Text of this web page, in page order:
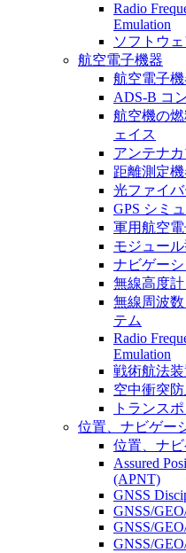
Radio
Emulation
ソフトウ
航空電子機器
航空電子機
ADS-B コ
航空機の
ェイス
アンテナ
距離測定機
光ファイ
GPS シミ
軍用航空
モジュー
ナビゲー
無線高度計
無線周波
テム
Radio
Emulation
戦術航法装
空中衝突防
トランス
位置、ナビゲー
位置、ナ
Assured
(APNT)
GNSS
GNSS/
GNSS/
GNSS/